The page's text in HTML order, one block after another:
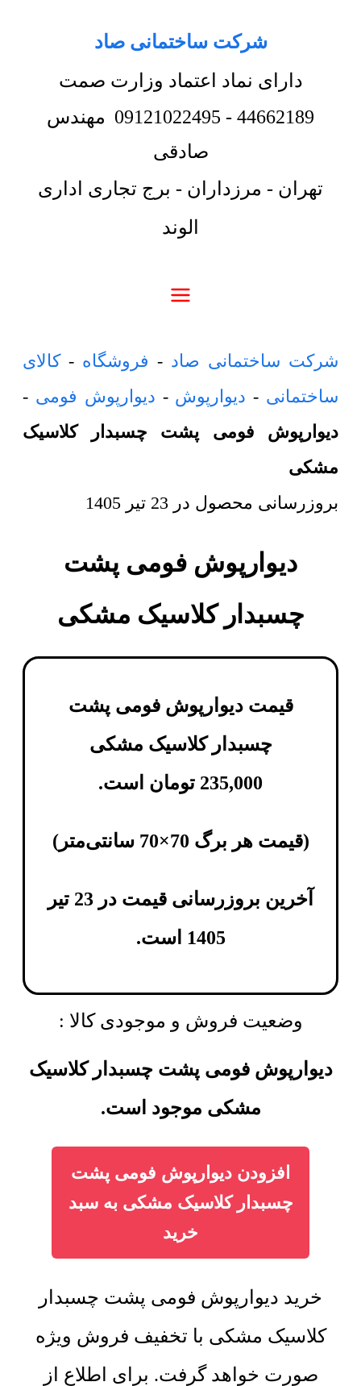
شرکت ساختمانی صاد
دارای نماد اعتماد وزارت صمت
44662189
-
09121022495 مهندس
صادقی
تهران - مرزداران - برج تجاری اداری
الوند
شرکت ساختمانی صاد - فروشگاه -کالای
ساختمانی - دیوارپوش - دیوارپوش فومی -
دیوارپوش فومی پشت چسبدار کلاسیک
مشکی
بروزرسانی محصول در 23 تیر 1405
دیوارپوش فومی پشت
چسبدار کلاسیک مشکی
قیمت دیوارپوش فومی پشت
چسبدار کلاسیک مشکی
235,000 تومان است.
(قیمت هر برگ 70×70 سانتی‌متر )
آخرین بروزرسانی قیمت در 23 تیر
1405 است.
وضعیت فروش و موجودی کالا :
دیوارپوش فومی پشت چسبدار کلاسیک
مشکی موجود است.
افزودن دیوارپوش فومی پشت
چسبدار کلاسیک مشکی به سبد
خرید
خرید دیوارپوش فومی پشت چسبدار
کلاسیک مشکی با تخفیف فروش ویژه
صورت خواهد گرفت. برای اطلاع از